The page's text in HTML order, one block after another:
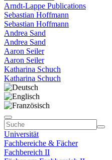
Arndt-Lappe Publications
Sebastian Hoffmann
Sebastian Hoffmann
Andrea Sand
Andrea Sand
Aaron Seiler
Aaron Seiler
Katharina Schuch
Katharina Schuch
Universität
Fachbereiche & Fächer
Fachbereich II